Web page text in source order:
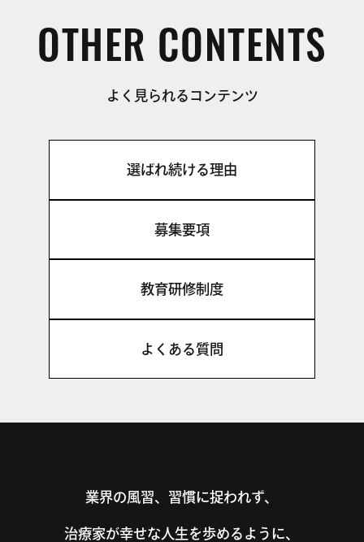
OTHER CONTENTS
よく見られるコンテンツ
選ばれ続ける理由
募集要項
教育研修制度
よくある質問
業界の風習、習慣に捉われず、
治療家が幸せな人生を歩めるように、